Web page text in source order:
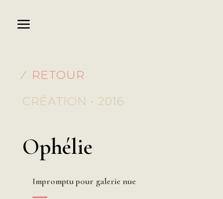
CRÉATION • 2016
⁄ RETOUR
Ophélie
Impromptu pour galerie nue